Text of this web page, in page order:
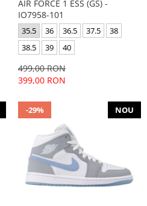
AIR FORCE 1 ESS (GS) -
IO7958-101
35.5 36 36.5 37.5
38
38.5
39 40
499,00 RON
399,00 RON
-29% NOU